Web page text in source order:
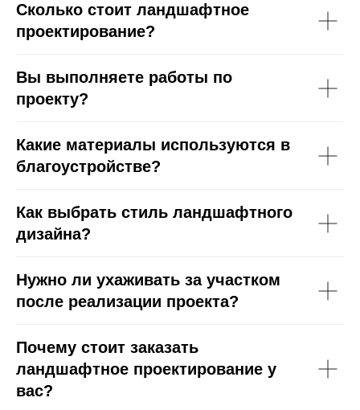
Сколько стоит ландшафтное
проектирование?
Вы выполняете работы по
проекту?
Какие материалы используются в
благоустройстве?
Как выбрать стиль ландшафтного
дизайна?
Нужно ли ухаживать за участком
после реализации проекта?
Почему стоит заказать
ландшафтное проектирование у
вас?